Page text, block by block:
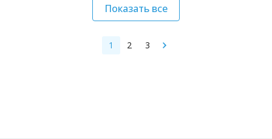
Показать все
1 2 3